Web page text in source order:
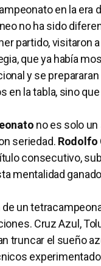
en la era
no ha sido
partido, visitaron a
que ya había
y se
en la tabla, sino
no es solo
seriedad. Rodolfo
consecutivo,
mentalidad
un
Cruz Azul,
truncar el sueño